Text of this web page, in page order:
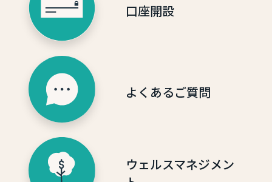
口座開設
よくあるご質問
ウェルスマネジメン